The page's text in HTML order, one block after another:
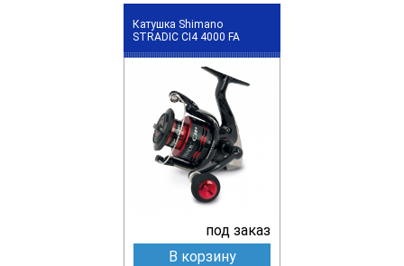
Катушка Shimano
STRADIC CI4 4000 FA
под заказ
В корзину